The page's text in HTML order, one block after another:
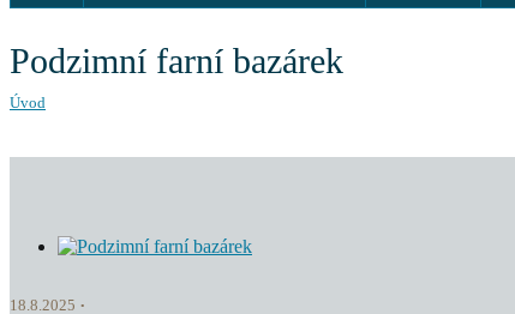
Podzimní farní bazárek
Úvod
18.8.2025